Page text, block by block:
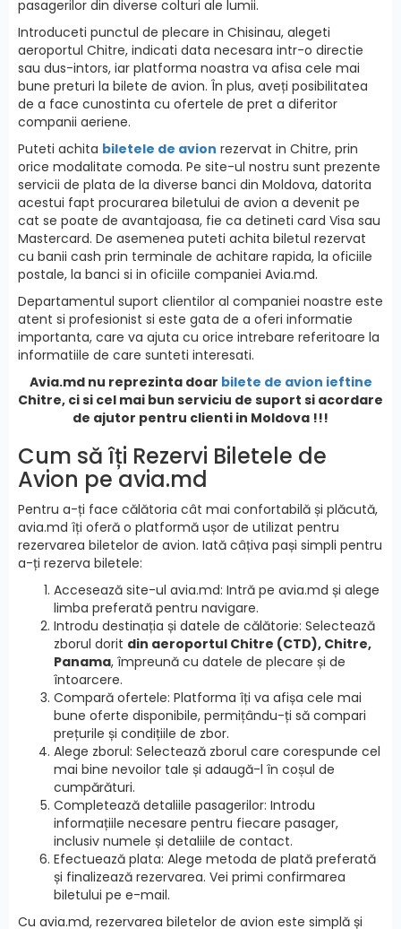
pasagerilor din diverse colturi ale lumii.
Introduceti punctul de plecare in Chisinau, alegeti
aeroportul Chitre, indicati data necesara intr-o directie
sau dus-intors, iar platforma noastra va afisa cele mai
bune preturi la bilete de avion. În plus, aveți posibilitatea
de a face cunostinta cu ofertele de pret a diferitor
companii aeriene.
Puteti achita biletele de avion rezervat in Chitre, prin
orice modalitate comoda. Pe site-ul nostru sunt prezente
servicii de plata de la diverse banci din Moldova, datorita
acestui fapt procurarea biletului de avion a devenit pe
cat se poate de avantajoasa, fie ca detineti card Visa sau
Mastercard. De asemenea puteti achita biletul rezervat
cu banii cash prin terminale de achitare rapida, la oficiile
postale, la banci si in oficiile companiei Avia.md.
Departamentul suport clientilor al companiei noastre este
atent si profesionist si este gata de a oferi informatie
importanta, care va ajuta cu orice intrebare referitoare la
informatiile de care sunteti interesati.
Avia.md nu reprezinta doar bilete de avion ieftine
Chitre, ci si cel mai bun serviciu de suport si acordare
de ajutor pentru clienti in Moldova !!!
Cum să îți Rezervi Biletele de
Avion pe avia.md
Pentru a-ți face călătoria cât mai confortabilă și plăcută,
avia.md îți oferă o platformă ușor de utilizat pentru
rezervarea biletelor de avion. Iată câțiva pași simpli pentru
a-ți rezerva biletele:
Accesează site-ul avia.md: Intră pe avia.md și alege
limba preferată pentru navigare.
Introdu destinația și datele de călătorie: Selectează
zborul dorit din aeroportul Chitre (CTD), Chitre,
Panama, împreună cu datele de plecare și de
întoarcere.
Compară ofertele: Platforma îți va afișa cele mai
bune oferte disponibile, permițându-ți să compari
prețurile și condițiile de zbor.
Alege zborul: Selectează zborul care corespunde cel
mai bine nevoilor tale și adaugă-l în coșul de
cumpărături.
Completează detaliile pasagerilor: Introdu
informațiile necesare pentru fiecare pasager,
inclusiv numele și detaliile de contact.
Efectuează plata: Alege metoda de plată preferată
și finalizează rezervarea. Vei primi confirmarea
biletului pe e-mail.
Cu avia.md, rezervarea biletelor de avion este simplă și